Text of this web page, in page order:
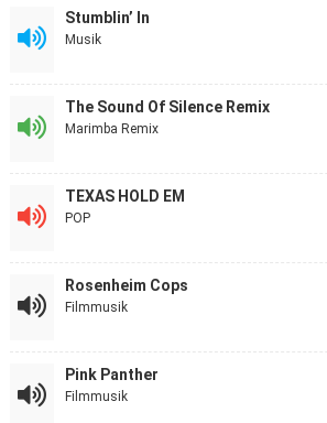
Stumblin’ In
Musik
The Sound Of Silence Remix
Marimba Remix
TEXAS HOLD EM
POP
Rosenheim Cops
Filmmusik
Pink Panther
Filmmusik